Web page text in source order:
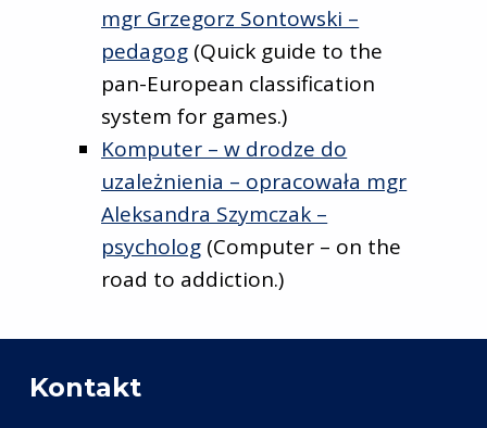
mgr Grzegorz Sontowski –
pedagog (Quick guide to the
pan-European classification
system for games.)
Komputer – w drodze do
uzależnienia – opracowała mgr
Aleksandra Szymczak –
psycholog (Computer – on the
road to addiction.)
Kontakt